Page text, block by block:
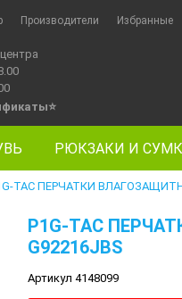
Производители Избранные
⭐
РЮКЗАКИ И
TAC ПЕРЧАТКИ
P1G-TAC
G92216JBS
Артикул 4148099